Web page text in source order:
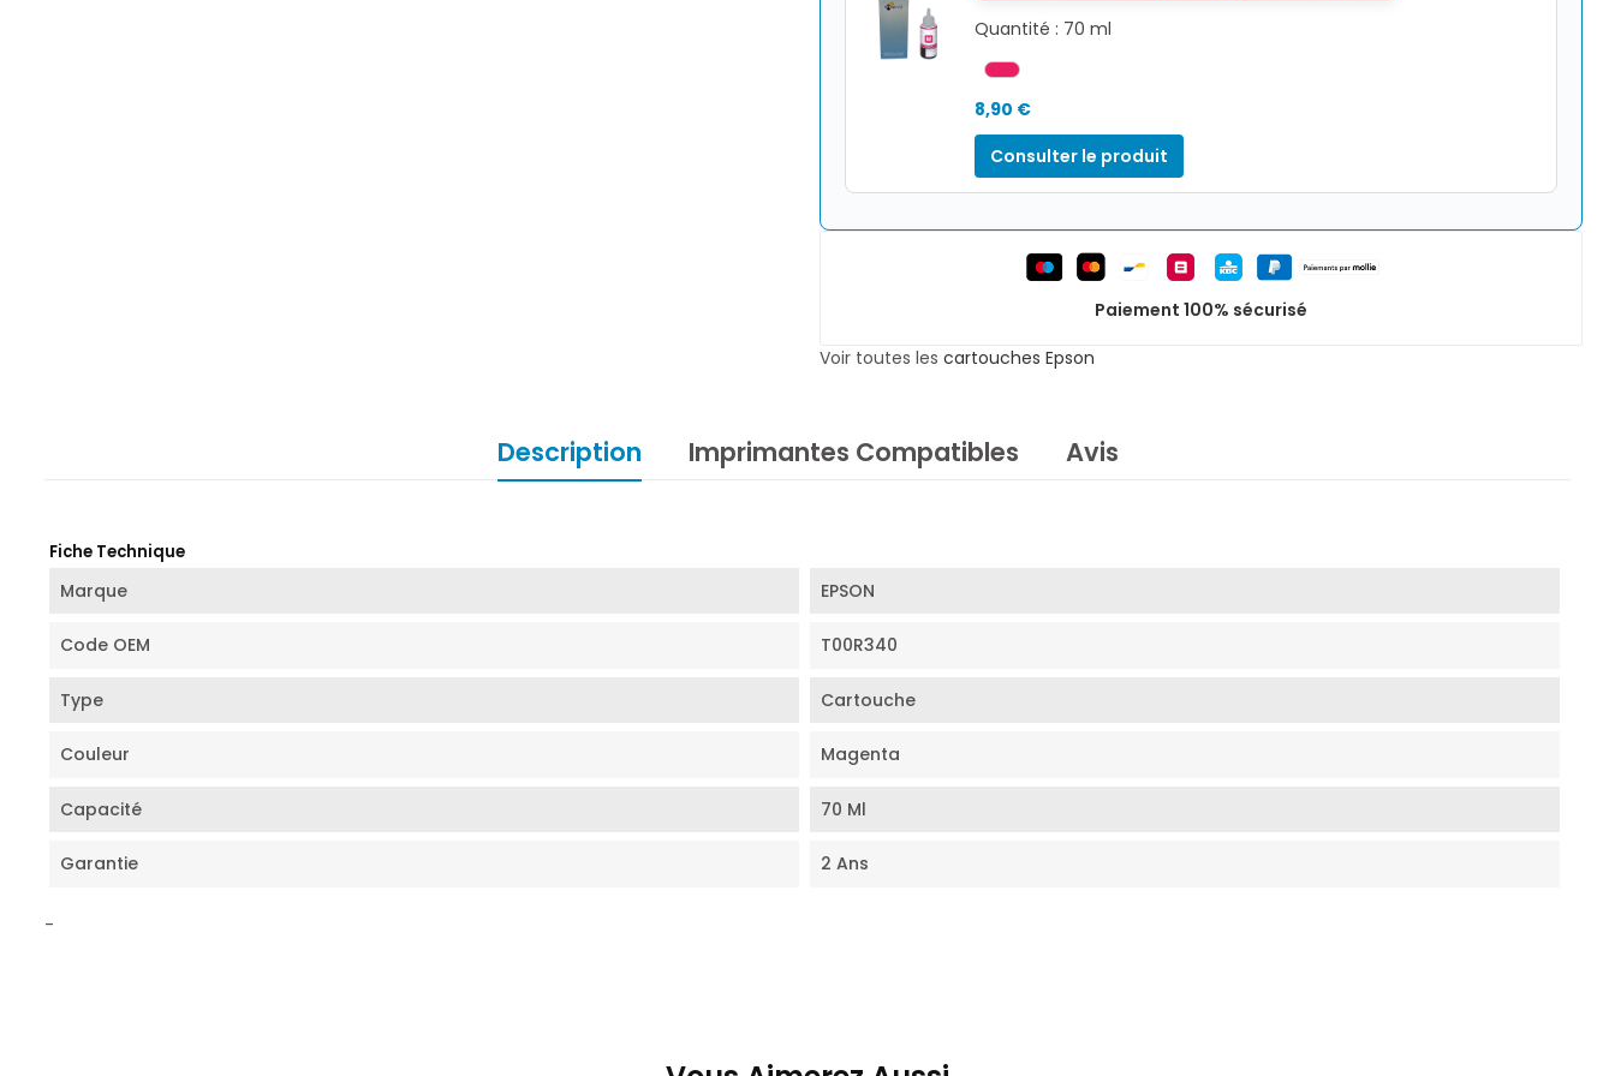
Quantité : 70 ml
8,90 €
Consulter le produit
Paiement 100% sécurisé
Voir toutes les cartouches Epson
Description Imprimantes Compatibles Avis
Fiche Technique
Marque EPSON
Code OEM T00R340
Type Cartouche
Couleur Magenta
Capacité 70 Ml
Garantie 2 Ans
-